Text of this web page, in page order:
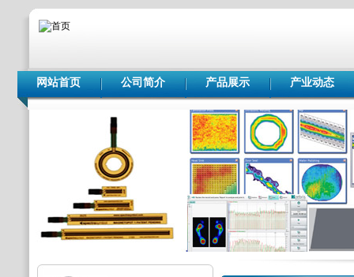
网站首页 公司简介 产品展示 产业动态